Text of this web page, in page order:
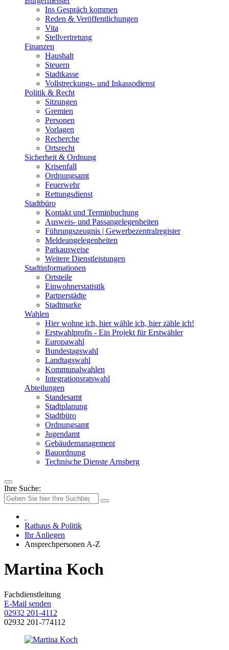
Ins Gespräch kommen
Reden & Veröffentlichungen
Vita
Stellvertretung
Finanzen
Haushalt
Steuern
Stadtkasse
Vollstreckungs- und Inkassodienst
Politik & Recht
Sitzungen
Gremien
Personen
Vorlagen
Recherche
Ortsrecht
Sicherheit & Ordnung
Krisenfall
Ordnungsamt
Feuerwehr
Rettungsdienst
Stadtbüro
Kontakt und Terminbuchung
Ausweis- und Passangelegenheiten
Führungszeugnis | Gewerbezentralregister
Meldeangelegenheiten
Parkausweise
Weitere Dienstleistungen
Stadtinformationen
Ortsteile
Einwohnerstatistik
Partnerstädte
Stadtmarke
Wahlen
Hier wohne ich, hier wähle ich, hier zähle ich!
Erstwahlprofis - Ein Projekt für Erstwähler
Europawahl
Bundestagswahl
Landtagswahl
Kommunalwahlen
Integrationsratswahl
Abteilungen
Standesamt
Stadtplanung
Stadtbüro
Ordnungsamt
Jugendamt
Gebäudemanagement
Bauordnung
Technische Dienste Arnsberg
Ihre Suche:
Rathaus & Politik
Ihr Anliegen
Ansprechpersonen A-Z
Martina Koch
Fachdienstleitung
E-Mail senden
02932 201-4112
02932 201-774112